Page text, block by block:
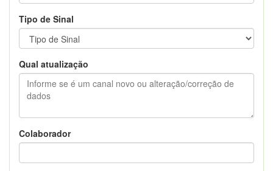
Tipo de Sinal
Qual atualização
Colaborador